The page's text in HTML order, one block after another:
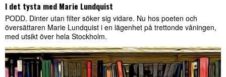
I det tysta med Marie Lundquist
PODD. Dinter utan filter söker sig vidare. Nu hos poeten och
översättaren Marie Lundquist i en lägenhet på trettonde våningen,
med utsikt över hela Stockholm.